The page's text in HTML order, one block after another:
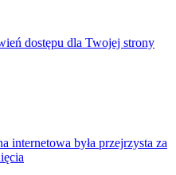
dostępu dla Twojej strony
internetowa była przejrzysta za